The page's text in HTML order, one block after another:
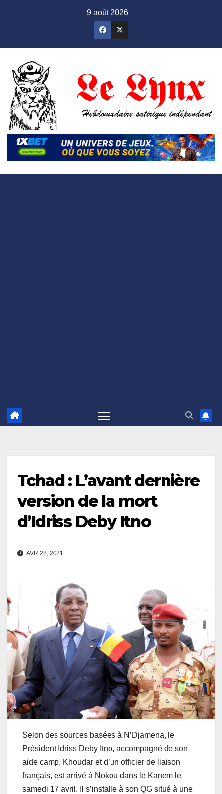
9 août 2026
Tchad : L’avant dernière
version de la mort
d’Idriss Deby Itno
AVR 28, 2021
Selon des sources basées à N’Djamena, le
Président Idriss Deby Itno, accompagné de son
aide camp, Khoudar et d’un officier de liaison
français, est arrivé à Nokou dans le Kanem le
samedi 17 avril. Il s’installe à son QG situé à une